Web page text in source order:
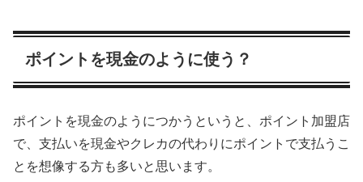
ポイントを現金のように使う？
ポイントを現金のようにつかうというと、ポイント加盟店
で、支払いを現金やクレカの代わりにポイントで支払うこ
とを想像する方も多いと思います。